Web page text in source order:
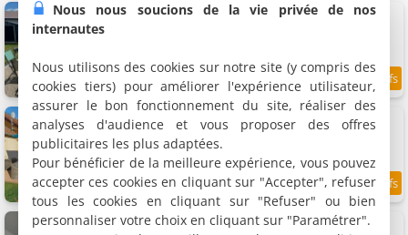
Residence
2.2 km 9.6/10
Maison confortable avec jardin
Maison de vacances, 125 m²
7 personnes, 4 chambres, 2 salles de bains
2.4 km 9.5
Le nid douillet de Stéphanie
Nous nous soucions de la vie privée de nos
internautes
Nous utilisons des cookies sur notre site (y compris des
cookies tiers) pour améliorer l'expérience utilisateur,
assurer le bon fonctionnement du site, réaliser des
analyses d'audience et vous proposer des offres
publicitaires les plus adaptées.
Pour bénéficier de la meilleure expérience, vous pouvez
accepter ces cookies en cliquant sur "Accepter", refuser
tous les cookies en cliquant sur "Refuser" ou bien
personnaliser votre choix en cliquant sur "Paramétrer".